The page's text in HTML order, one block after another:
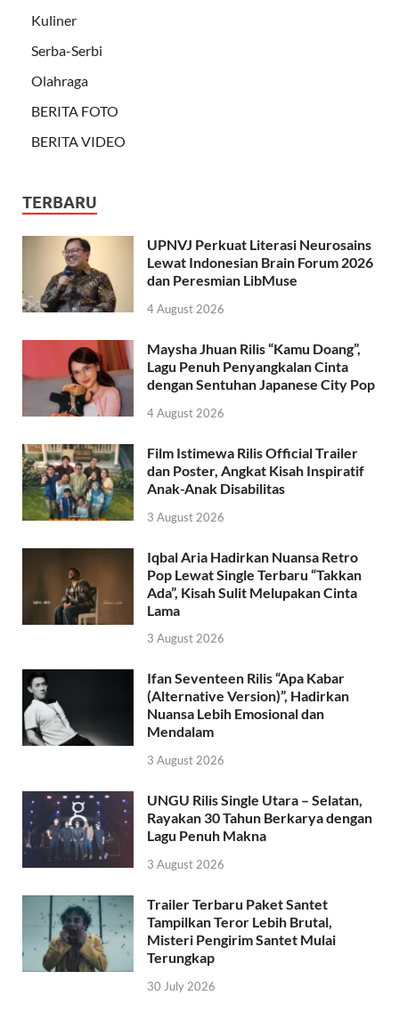
Kuliner
Serba-Serbi
Olahraga
BERITA FOTO
BERITA VIDEO
TERBARU
UPNVJ Perkuat Literasi Neurosains
Lewat Indonesian Brain Forum 2026
dan Peresmian LibMuse
4 August 2026
Maysha Jhuan Rilis “Kamu Doang”,
Lagu Penuh Penyangkalan Cinta
dengan Sentuhan Japanese City Pop
4 August 2026
Film Istimewa Rilis Official Trailer
dan Poster, Angkat Kisah Inspiratif
Anak-Anak Disabilitas
3 August 2026
Iqbal Aria Hadirkan Nuansa Retro
Pop Lewat Single Terbaru “Takkan
Ada”, Kisah Sulit Melupakan Cinta
Lama
3 August 2026
Ifan Seventeen Rilis “Apa Kabar
(Alternative Version)”, Hadirkan
Nuansa Lebih Emosional dan
Mendalam
3 August 2026
UNGU Rilis Single Utara – Selatan,
Rayakan 30 Tahun Berkarya dengan
Lagu Penuh Makna
3 August 2026
Trailer Terbaru Paket Santet
Tampilkan Teror Lebih Brutal,
Misteri Pengirim Santet Mulai
Terungkap
30 July 2026